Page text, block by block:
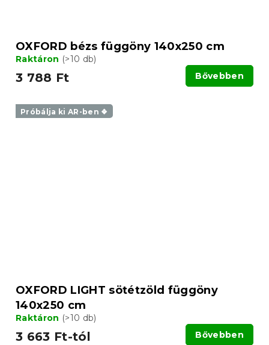
OXFORD bézs függöny 140x250 cm
Raktáron (>10 db)
3 788 Ft Bővebben
Próbálja ki AR-ben ❖
OXFORD LIGHT sötétzöld függöny
140x250 cm
Raktáron (>10 db)
3 663 Ft-tól Bővebben